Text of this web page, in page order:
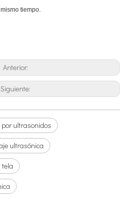
sobre la extracción de antioxidantes
tiempo.
Anterior:
Siguiente:
ultrasonidos
ultrasónica